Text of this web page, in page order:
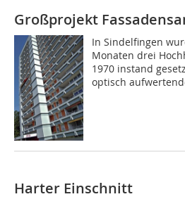
Großprojekt
In Sindelfingen
Monaten drei
1970 instand
optisch
Harter Einschnitt